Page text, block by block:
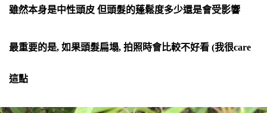
雖然本身是中性頭皮 但頭髮的蓬鬆度多少還是會受影響
最重要的是, 如果頭髮扁塌, 拍照時會比較不好看 (我很care
這點